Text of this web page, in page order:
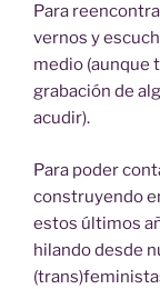
Para
vernos y
medio (aunque
grabación de
acudir).
Para poder
construyendo
estos últimos
hilando desde